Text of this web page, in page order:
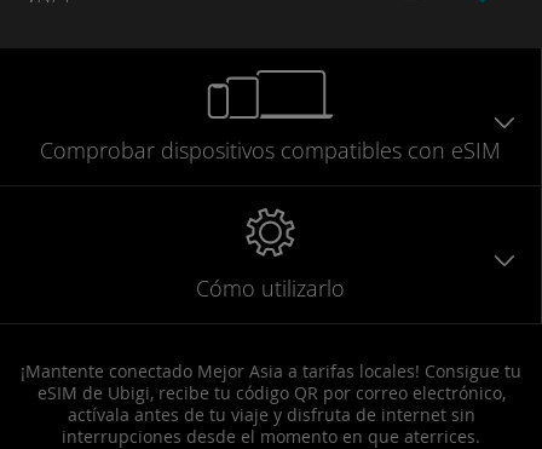
Comprobar dispositivos compatibles con eSIM
Cómo utilizarlo
¡Mantente conectado Mejor Asia a tarifas locales! Consigue tu
eSIM de Ubigi, recibe tu código QR por correo electrónico,
actívala antes de tu viaje y disfruta de internet sin
interrupciones desde el momento en que aterrices.